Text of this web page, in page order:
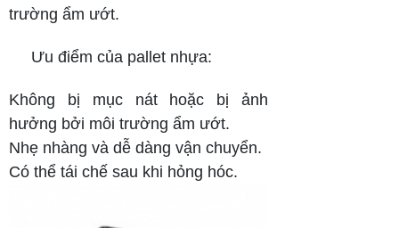
trường ẩm ướt.
Ưu điểm của pallet nhựa:
Không bị mục nát hoặc bị ảnh
hưởng bởi môi trường ẩm ướt.
Nhẹ nhàng và dễ dàng vận chuyển.
Có thể tái chế sau khi hỏng hóc.